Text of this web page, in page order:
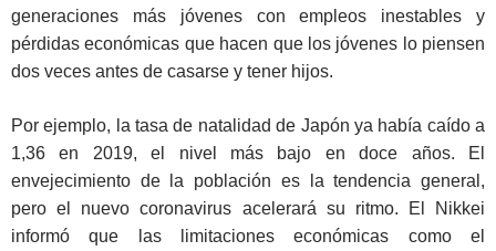
generaciones más jóvenes con empleos inestables y
pérdidas económicas que hacen que los jóvenes lo piensen
dos veces antes de casarse y tener hijos.
Por ejemplo, la tasa de natalidad de Japón ya había caído a
1,36 en 2019, el nivel más bajo en doce años. El
envejecimiento de la población es la tendencia general,
pero el nuevo coronavirus acelerará su ritmo. El Nikkei
informó que las limitaciones económicas como el